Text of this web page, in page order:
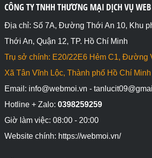
CÔNG TY TNHH THƯƠNG MẠI DỊCH VỤ
Địa chỉ: Số 7A, Đường Thới An 10, Khu
Thới An, Quận 12, TP. Hồ Chí Minh
Trụ sở chính: E20/22E6 Hẻm C1, Đường
Xã Tân Vĩnh Lộc, Thành phố Hồ Chí Minh
Email: info@webmoi.vn -
Hotline + Zalo: 0398259259
Giờ làm việc: 08:00 - 20:00
Website chính: https://webmoi.vn/